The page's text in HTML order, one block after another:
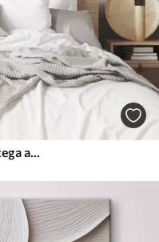
Lehtede ja geomeetriliste kujunditega abstraktsioon